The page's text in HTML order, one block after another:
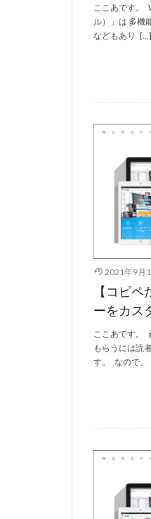
ここあです。
ル）」は 多機
などもあり […]
2021年9月
【コピ
ーをカス
ここあです。
もらうには読
す。 なので、